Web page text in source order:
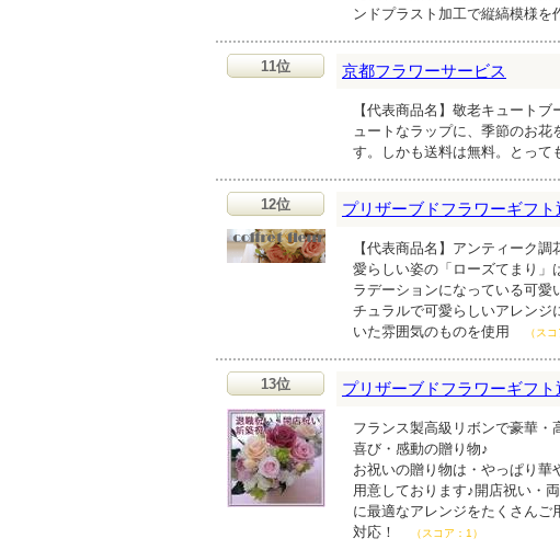
ンドプラスト加工で縦縞模様を
11位 京都フラワーサービス
【代表商品名】敬老キュート
ュートなラップに、季節のお花
す。しかも送料は無料。とって
12位 プリザーブドフラワーギフ
【代表商品名】アンティーク
愛らしい姿の「ローズてまり」
ラデーションになっている可愛
チュラルで可愛らしいアレンジ
いた雰囲気のものを使用
（ス
13位 プリザーブドフラワーギ
フランス製高級リボンで豪華・
喜び・感動の贈り物♪
お祝いの贈り物は・やっぱり
用意しております♪開店祝い・
に最適なアレンジをたくさん
対応！
（スコア：1）